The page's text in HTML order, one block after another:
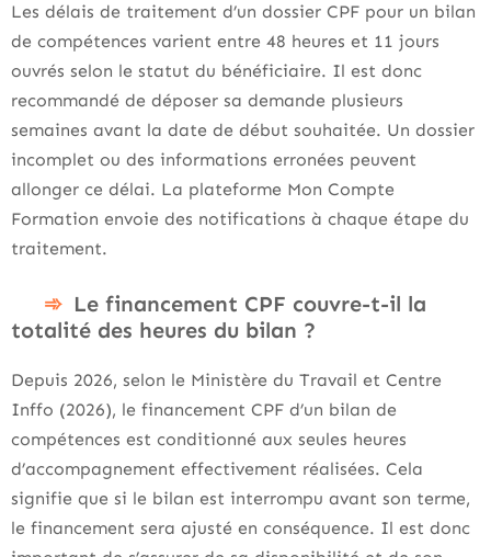
Les délais de traitement d’un dossier CPF pour un bilan
de compétences varient entre 48 heures et 11 jours
ouvrés selon le statut du bénéficiaire. Il est donc
recommandé de déposer sa demande plusieurs
semaines avant la date de début souhaitée. Un dossier
incomplet ou des informations erronées peuvent
allonger ce délai. La plateforme Mon Compte
Formation envoie des notifications à chaque étape du
traitement.
Le financement CPF couvre-t-il la
totalité des heures du bilan ?
Depuis 2026, selon le Ministère du Travail et Centre
Inffo (2026), le financement CPF d’un bilan de
compétences est conditionné aux seules heures
d’accompagnement effectivement réalisées. Cela
signifie que si le bilan est interrompu avant son terme,
le financement sera ajusté en conséquence. Il est donc